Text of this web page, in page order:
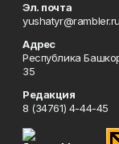
Эл. почта
yushatyr@rambler.ru
Адрес
Республика
35
Редакция
8 (34761) 4-44-45